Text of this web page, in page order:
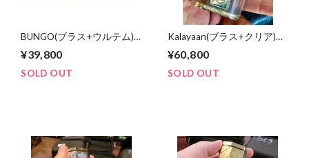
BUNGO(ブラス+ウルテム)
¥39,800
SOLD OUT
Kalayaan(ブラス+クリア)
¥60,800
SOLD OUT